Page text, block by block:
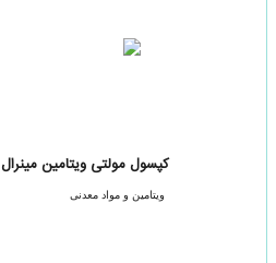
کپسول مولتی ویتامین مینرال
ویتامین و مواد معدنی